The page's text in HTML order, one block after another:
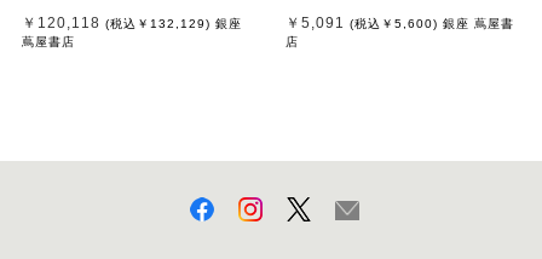
￥120,118 (税込 ￥132,129) 銀座
蔦屋書店
￥5,091
(税込 ￥5,600) 銀座 蔦屋書
店